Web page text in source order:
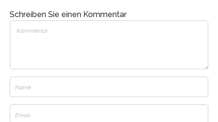
Schreiben Sie einen Kommentar